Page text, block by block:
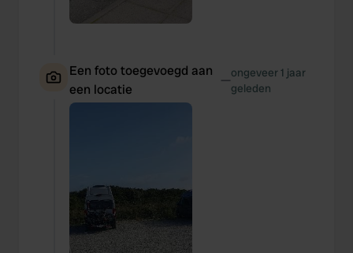
Een foto toegevoegd aan
een locatie
—ongeveer 1 jaar
geleden